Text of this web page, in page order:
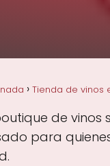
Tienda de vinos
de vinos
para